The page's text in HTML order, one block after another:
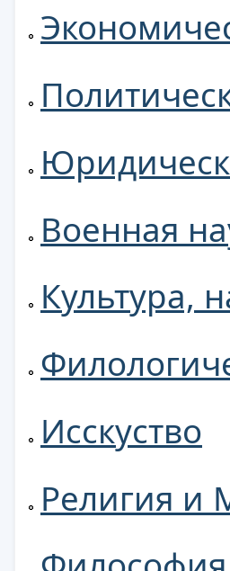
Военная
Культура,
Исскуство
Религия и